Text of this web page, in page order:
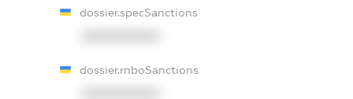
dossier.specSanctions
dossier.rnboSanctions